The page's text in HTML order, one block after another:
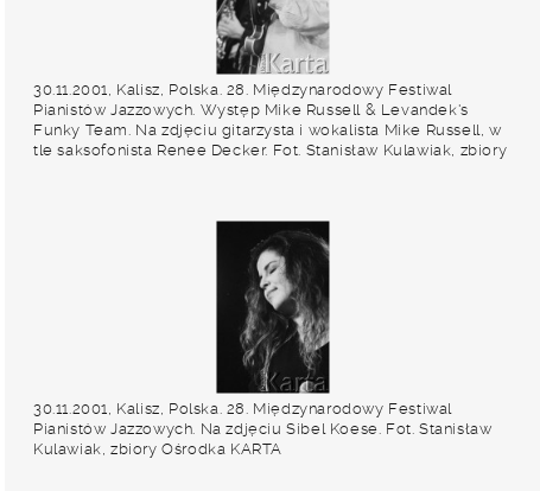
30.11.2001, Kalisz, Polska. 28. Międzynarodowy Festiwal
Pianistów Jazzowych. Występ Mike Russell & Levandek's
Funky Team. Na zdjęciu gitarzysta i wokalista Mike Russell, w
tle saksofonista Renee Decker. Fot. Stanisław Kulawiak, zbiory
30.11.2001, Kalisz, Polska. 28. Międzynarodowy Festiwal
Pianistów Jazzowych. Na zdjęciu Sibel Koese. Fot. Stanisław
Kulawiak, zbiory Ośrodka KARTA